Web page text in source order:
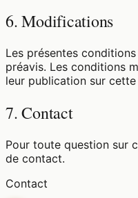
6. Modifications
Les présentes
préavis. Les conditions
leur publication sur cette
7. Contact
Pour toute question sur
de contact.
Contact